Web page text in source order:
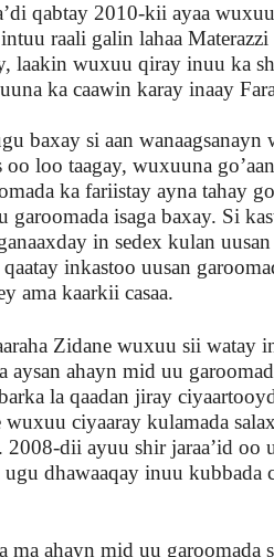
qabtay 2010-kii ayaa
raali galin lahaa
laakin wuxuu qiray inuu ka
ka caawin karay inaay
baxay si aan wanaagsanayn
oo loo taagay, wuxuuna
ka fariistay ayna tahay
garoomada isaga baxay. Si
in sedex kulan
inkastoo uusan
ama kaarkii casaa.
Zidane wuxuu sii watay
aysan ahayn mid uu
la qaadan jiray
ciyaaray kulamada
2008-dii ayuu shir jaraa’id oo
dhawaaqay inuu kubbada
ma ahayn mid uu garoomada